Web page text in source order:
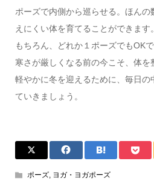
ポーズで内側から巡らせる。ほん
えにくい体を育てることができます。
もちろん、どれか１ポーズでもOKで
寒さが厳しくなる前の今こそ、体を
軽やかに冬を迎えるために、毎日の
ていきましょう。
ポーズ, ヨガ・ヨガポーズ